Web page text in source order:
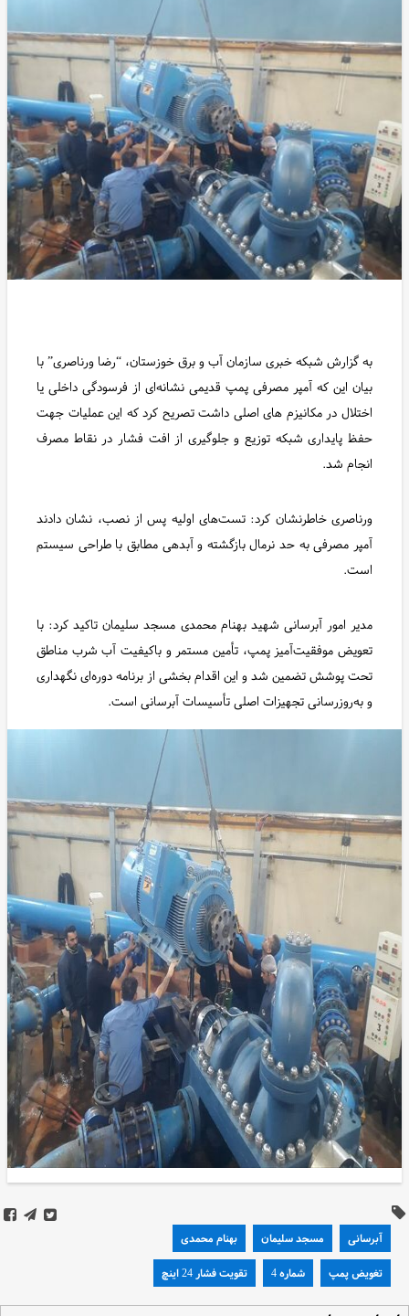
به گزارش شبکه خبری سازمان آب و برق خوزستان، “رضا ورناصری” با
بیان این که آمپر مصرفی پمپ قدیمی نشانه‌ای از فرسودگی داخلی یا
اختلال در مکانیزم های اصلی داشت تصریح کرد که این عملیات جهت
حفظ پایداری شبکه توزیع و جلوگیری از افت فشار در نقاط مصرف
انجام شد.
ورناصری خاطرنشان کرد: تست‌های اولیه پس از نصب، نشان دادند
آمپر مصرفی به حد نرمال بازگشته و آبدهی مطابق با طراحی سیستم
است.
مدیر امور آبرسانی شهید بهنام محمدی مسجد سلیمان تاکید کرد: با
تعویض موفقیت‌آمیز پمپ، تأمین مستمر و باکیفیت آب شرب مناطق
تحت پوشش تضمین شد و این اقدام بخشی از برنامه دوره‌ای نگهداری
و به‌روزرسانی تجهیزات اصلی تأسیسات آبرسانی است.
آبرسانی مسجد سلیمان بهنام محمدی
تغویض پمپ شماره 4 تقویت فشار 24 اینچ